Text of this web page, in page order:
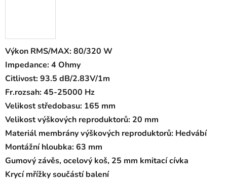
Výkon RMS/MAX: 80/320 W
Impedance: 4 Ohmy
Citlivost: 93.5 dB/2.83V/1m
Fr.rozsah: 45-25000 Hz
Velikost středobasu: 165 mm
Velikost výškových reproduktorů: 20 mm
Materiál membrány výškových reproduktorů: Hedvábí
Montážní hloubka: 63 mm
Gumový závěs, ocelový koš, 25 mm kmitací cívka
Krycí mřížky součástí balení